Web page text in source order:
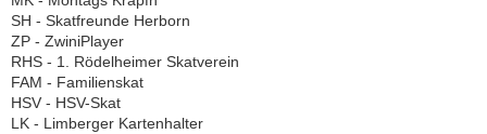
SH - Skatfreunde Herborn
ZP - ZwiniPlayer
RHS - 1. Rödelheimer Skatverein
FAM - Familienskat
HSV - HSV-Skat
LK - Limberger Kartenhalter